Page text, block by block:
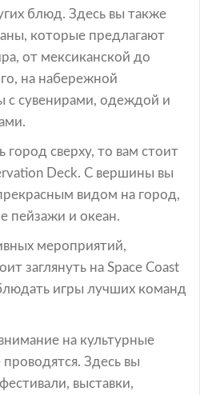
блюд. Здесь вы также
которые предлагают
от мексиканской до
на набережной
с сувенирами, одеждой и
город сверху, то вам стоит
Deck. С вершины вы
видом на город,
пейзажи и океан.
мероприятий,
заглянуть на Space Coast
игры лучших команд
на культурные
Здесь вы
выставки,